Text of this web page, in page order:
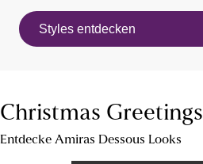
Styles entdecken
Christmas Greetings
Entdecke Amiras Dessous Looks